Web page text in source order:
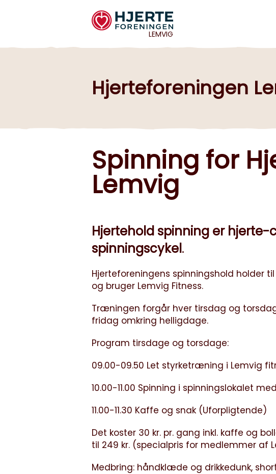
LEMVIG
Hjerteforeningen
Spinning for
Lemvig
Hjertehold spinning er
spinningscykel.
Hjerteforeningens spinningshold holder
og bruger Lemvig Fitness.
Træningen forgår hver tirsdag og
fridag omkring helligdage.
Program tirsdage og torsdage:
09.00-09.50 Let styrketræning i Lemvig
10.00-11.00 Spinning i spinningslokalet
11.00-11.30 Kaffe og snak (Uforpligtende)
Det koster 30 kr. pr. gang inkl. kaffe og
til 249 kr. (specialpris for medlemmer af
Medbring: håndklæde og drikkedunk,